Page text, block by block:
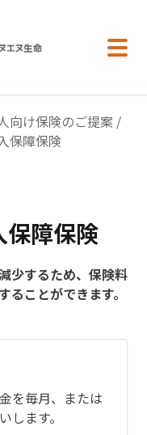
向け保険のご提案 /
保障保険
保障保険
少するため、保険料
ことができます。
を毎月、または
します。